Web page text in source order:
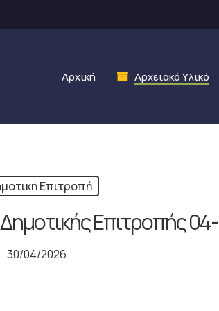
Αρχική Αρχειακό Υλικό
Επιτροπή
Επιτροπής
30/04/2026